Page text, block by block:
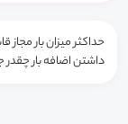
حداکثر میزان بار
داشتن اضافه بار